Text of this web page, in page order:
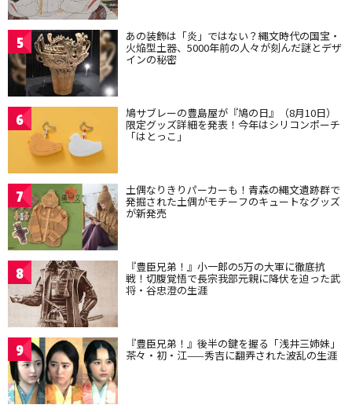
5 あの装飾は「炎」ではない？縄文時代の国宝・
火焔型土器、5000年前の人々が刻んだ謎とデザ
インの秘密
6 鳩サブレーの豊島屋が『鳩の日』（8月10日）
限定グッズ詳細を発表！今年はシリコンポーチ
「はとっこ」
7 土偶なりきりパーカーも！青森の縄文遺跡群で
発掘された土偶がモチーフのキュートなグッズ
が新発売
8 『豊臣兄弟！』小一郎の5万の大軍に徹底抗
戦！切腹覚悟で長宗我部元親に降伏を迫った武
将・谷忠澄の生涯
9 『豊臣兄弟！』後半の鍵を握る「浅井三姉妹」
茶々・初・江——秀吉に翻弄された波乱の生涯